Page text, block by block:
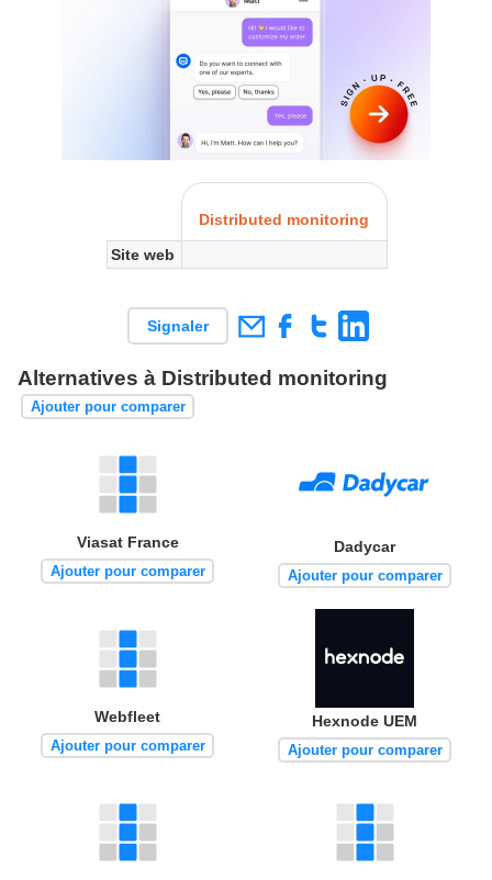
Distributed monitoring
Site web
Signaler
Alternatives à Distributed monitoring
Ajouter pour comparer
Viasat France
Ajouter pour comparer
Dadycar
Ajouter pour comparer
Webfleet
Ajouter pour comparer
Hexnode UEM
Ajouter pour comparer